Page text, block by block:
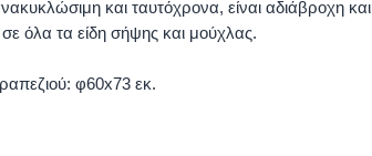
και ταυτόχρονα, είναι αδιάβροχη και
σε όλα τα είδη σήψης και μούχλας.
φ60x73 εκ.